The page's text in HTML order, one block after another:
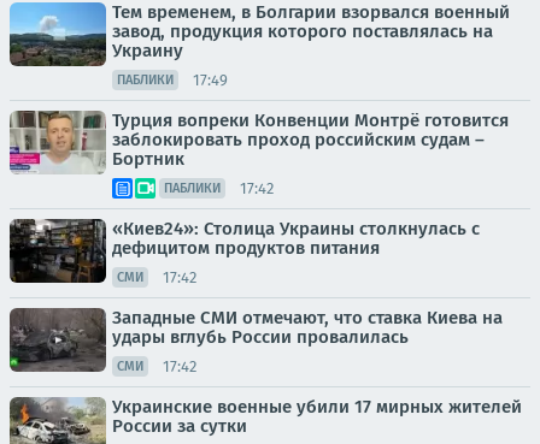
Тем временем, в Болгарии взорвался военный
завод, продукция которого поставлялась на
Украину
ПАБЛИКИ 17:49
Турция вопреки Конвенции Монтрё готовится
заблокировать проход российским судам –
Бортник
ПАБЛИКИ 17:42
«Киев24»: Столица Украины столкнулась с
дефицитом продуктов питания
СМИ 17:42
Западные СМИ отмечают, что ставка Киева на
удары вглубь России провалилась
СМИ 17:42
Украинские военные убили 17 мирных жителей
России за сутки